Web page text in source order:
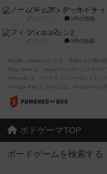
ノームズ・アット・ナイ
1件の投稿
フィッシェン2
1件の投稿
※Apple、Apple のロゴ は、米国および他の
※App Store は、Apple Inc.のサービスマーク
※Android は、グーグル インコーポレイテッ
※Google Play とそのロゴは、Google Inc.の
ボドゲーマTOP
ボードゲームを検索する